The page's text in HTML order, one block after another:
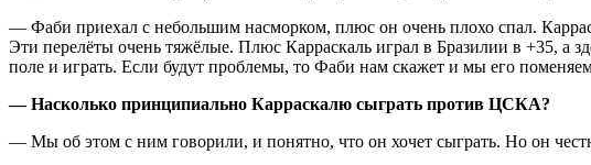
— Фаби приехал с небольшим насморком, плюс он очень плохо спал.
Эти перелёты очень тяжёлые. Плюс Карраскаль играл в Бразилии в +35, а
поле и играть. Если будут проблемы, то Фаби нам скажет и мы его
— Насколько принципиально Карраскалю сыграть против ЦСКА?
— Мы об этом с ним говорили, и понятно, что он хочет сыграть. Но он